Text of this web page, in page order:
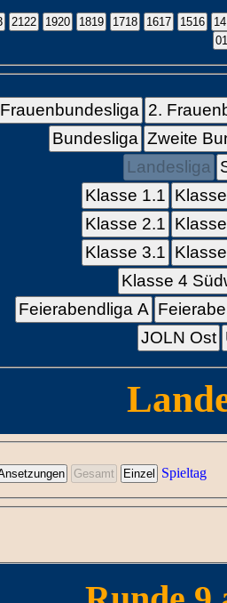
Frauenbundesliga 2.
Bundesliga Zweite
Landesliga
Klasse 1.1
Klasse 2.1
Klasse 3.1
Klasse 4
Feierabendliga A
JOLN Ost
Spieltag